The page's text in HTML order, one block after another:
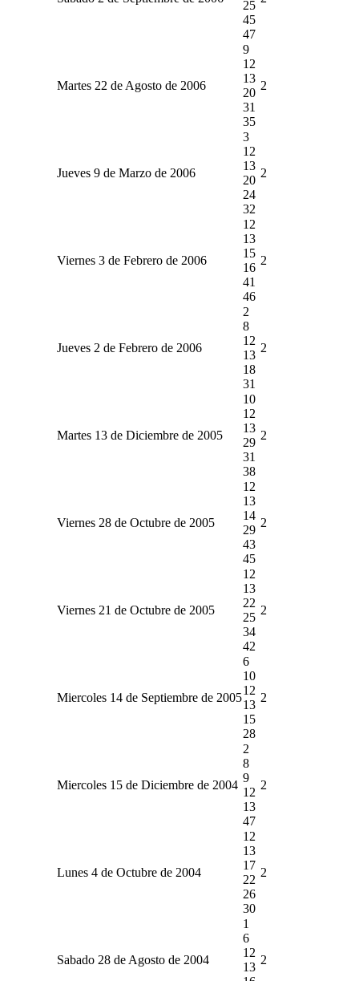
25
45
47
Martes 22 de Agosto de 2006
9
12
13
20
31
35
2
Jueves 9 de Marzo de 2006
3
12
13
20
24
32
2
Viernes 3 de Febrero de 2006
12
13
15
16
41
46
2
Jueves 2 de Febrero de 2006
2
8
12
13
18
31
2
Martes 13 de Diciembre de 2005
10
12
13
29
31
38
2
Viernes 28 de Octubre de 2005
12
13
14
29
43
45
2
Viernes 21 de Octubre de 2005
12
13
22
25
34
42
2
Miercoles 14 de Septiembre de 2005
6
10
12
13
15
28
2
Miercoles 15 de Diciembre de 2004
2
8
9
12
13
47
2
Lunes 4 de Octubre de 2004
12
13
17
22
26
30
2
Sabado 28 de Agosto de 2004
1
6
12
13
2